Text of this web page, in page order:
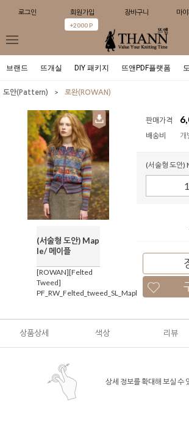
로그인 회원가입
+2000 P
장바구니 마
브랜드 뜨개실 DIY 패키지 뜨앤PDF플랫폼
도안(Pattern) > 로완(ROWAN)
(서술형 도안) Map
le/ 메이플
[ROWAN][Felted
Tweed]
PF_RW_Felted_tweed_SL_Maple
판매가격
배송비
개
(서술형 도안)
상품상세 색상 리뷰
상세 정보를 확대해 보실 수